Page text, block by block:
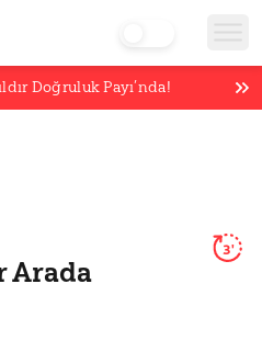
Doğruluk Payı’nda!
Arada
3'